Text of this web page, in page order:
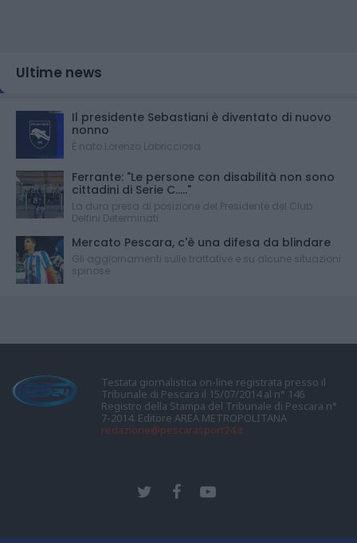
Ultime news
Il presidente Sebastiani è diventato di nuovo
nonno
È nato Lorenzo Labricciosa
Ferrante: "Le persone con disabilità non sono
cittadini di Serie C....."
La dura presa di posizione del Presidente del Club
Delfini Determinati
Mercato Pescara, c'è una difesa da blindare
Gli aggiornamenti sulle trattative e su alcune situazioni
spinose
Testata giornalistica on-line registrata presso il
Tribunale di Pescara il 15/07/2014 al n° 146
Registro della Stampa del Tribunale di Pescara n°
7-2014. Editore AREA METROPOLITANA
redazione@pescarasport24.it